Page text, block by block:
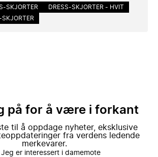
SKJORTER
DRESS-SKJORTER - HVIT
på for å være i forkant
til å oppdage nyheter, eksklusive
fra verdens ledende
merkevarer.
Jeg er interessert i damemote